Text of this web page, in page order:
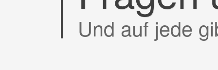
Und auf jede